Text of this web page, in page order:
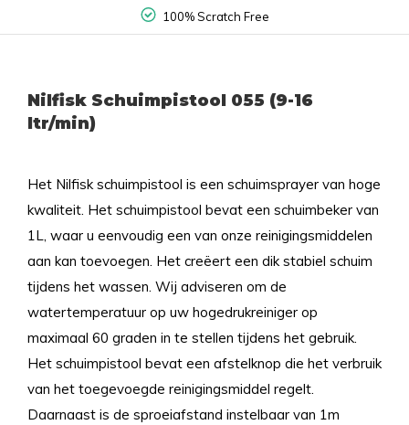
100% Scratch Free
Nilfisk Schuimpistool 055 (9-16
ltr/min)
Het Nilfisk schuimpistool is een schuimsprayer van hoge
kwaliteit. Het schuimpistool bevat een schuimbeker van
1L, waar u eenvoudig een van onze reinigingsmiddelen
aan kan toevoegen. Het creëert een dik stabiel schuim
tijdens het wassen. Wij adviseren om de
watertemperatuur op uw hogedrukreiniger op
maximaal 60 graden in te stellen tijdens het gebruik.
Het schuimpistool bevat een afstelknop die het verbruik
van het toegevoegde reinigingsmiddel regelt.
Daarnaast is de sproeiafstand instelbaar van 1m